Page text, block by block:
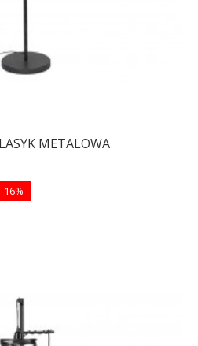
METALOWA
-16%